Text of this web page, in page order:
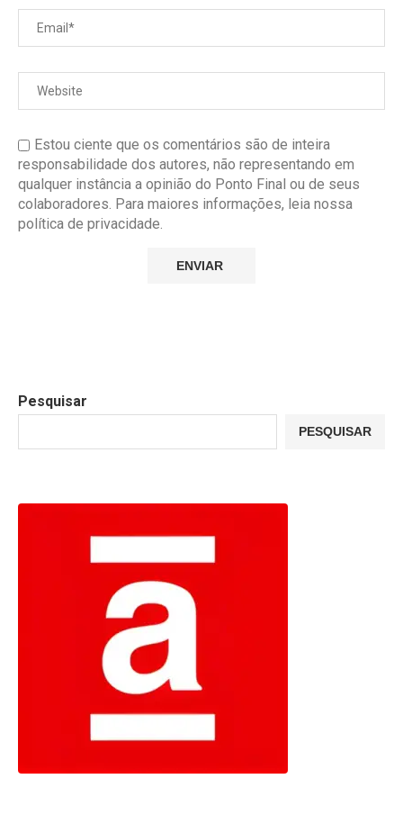
Estou ciente que os comentários são de inteira
responsabilidade dos autores, não representando em
qualquer instância a opinião do Ponto Final ou de seus
colaboradores. Para maiores informações, leia nossa
política de privacidade.
Pesquisar
PESQUISAR